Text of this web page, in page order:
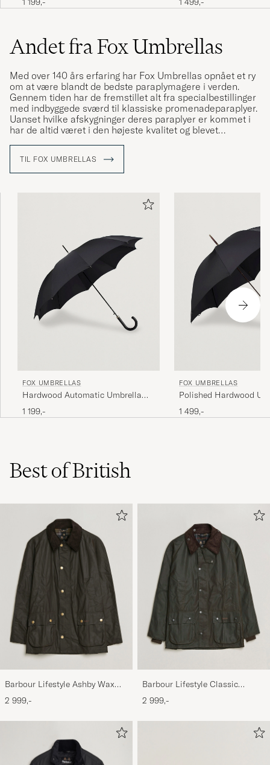
Andet fra Fox Umbrellas
Med over 140 års erfaring har Fox Umbrellas opnået et ry
om at være blandt de bedste paraplymagere i verden.
Gennem tiden har de fremstillet alt fra specialbestillinger
med indbyggede sværd til klassiske promenadeparaplyer.
Uanset hvilke afskygninger deres paraplyer er kommet i
har de altid været i den højeste kvalitet og blevet
TIL FOX UMBRELLAS
FOX UMBRELLAS
Hardwood Automatic Umbrella
Black
1 199,-
FOX UMBRELLAS
Polished Hardwood
Black
1 499,-
Best of British
Barbour Lifestyle Ashby Wax
Jacket Olive
2 999,-
Barbour Lifestyle Classic
Bedale Jacket Olive
2 999,-